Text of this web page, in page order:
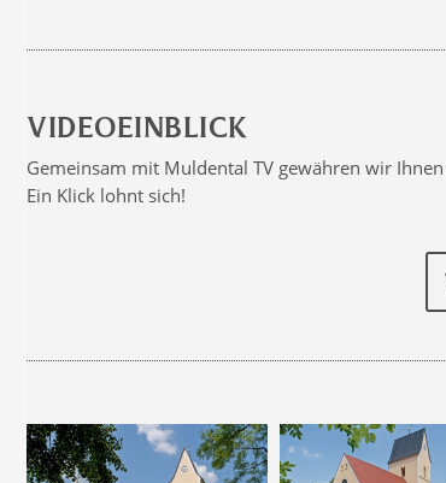
VIDEOEINBLICK
Gemeinsam mit Muldental TV gewähren wir
Ein Klick lohnt sich!